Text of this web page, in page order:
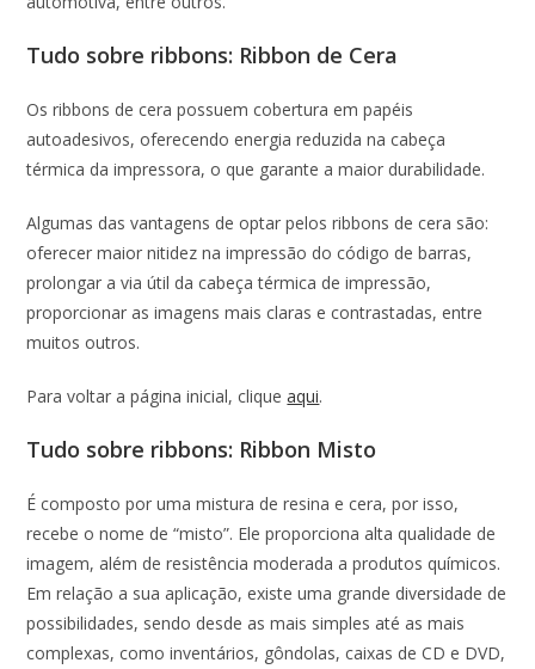
Tudo sobre ribbons: Ribbon de Cera
Os ribbons de cera possuem cobertura em papéis
autoadesivos, oferecendo energia reduzida na cabeça
térmica da impressora, o que garante a maior durabilidade.
Algumas das vantagens de optar pelos ribbons de cera são:
oferecer maior nitidez na impressão do código de barras,
prolongar a via útil da cabeça térmica de impressão,
proporcionar as imagens mais claras e contrastadas, entre
muitos outros.
Para voltar a página inicial, cliqueaqui.
Tudo sobre ribbons: Ribbon Misto
É composto por uma mistura de resina e cera, por isso,
recebe o nome de “misto”. Ele proporciona alta qualidade de
imagem, além de resistência moderada a produtos químicos.
Em relação a sua aplicação, existe uma grande diversidade de
possibilidades, sendo desde as mais simples até as mais
complexas, como inventários, gôndolas, caixas de CD e DVD,